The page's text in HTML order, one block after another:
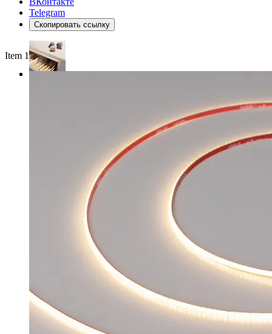
Telegram
Скопировать ссылку
Item 1 of 4